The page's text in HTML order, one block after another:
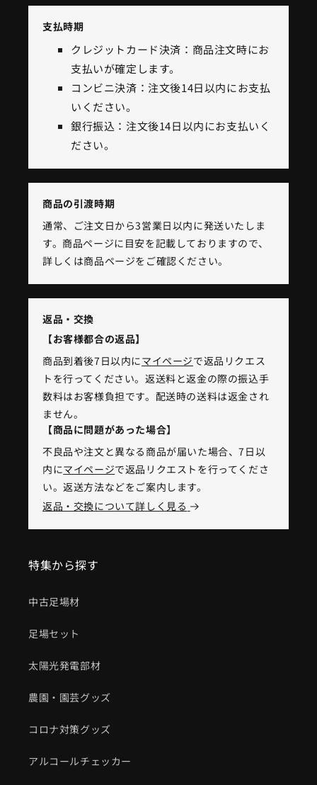
支払時期
クレジットカード決済：商品注文時にお
支払いが確定します。
コンビニ決済：注文後14日以内にお支払
いください。
銀行振込：注文後14日以内にお支払いく
ださい。
商品の引渡時期
通常、ご注文日から3営業日以内に発送いたしま
す。商品ページに目安を記載しておりますので、
詳しくは商品ページをご確認ください。
返品・交換
【お客様都合の返品】
商品到着後7日以内にマイページで返品リクエス
トを行ってください。返送料と返金の際の振込手
数料はお客様負担です。配送時の送料は返金され
ません。
【商品に問題があった場合】
不良品や注文と異なる商品が届いた場合、7日以
内にマイページで返品リクエストを行ってくださ
い。返送方法などをご案内します。
返品・交換について詳しく見る
特集から探す
中古足場材
足場セット
太陽光発電部材
農園・園芸グッズ
コロナ対策グッズ
アルコールチェッカー